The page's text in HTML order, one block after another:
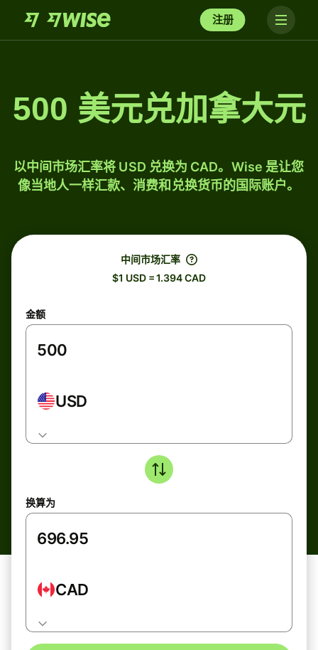
注册
500 美元兑加拿大元
以中间市场汇率将 USD 兑换为 CAD。Wise 是让您
像当地人一样汇款、消费和兑换货币的国际账户。
中间市场汇率
$1 USD = 1.394 CAD
金额
USD
换算为
CAD